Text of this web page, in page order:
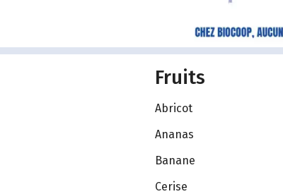
Fruits
Abricot
Ananas
Banane
Cerise